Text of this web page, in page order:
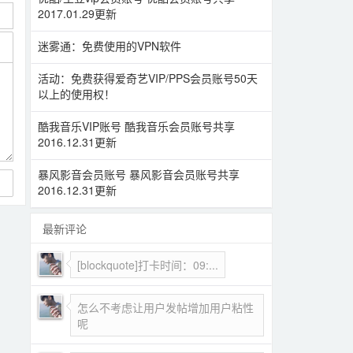
2017.01.29更新
迷雾通：免费使用的VPN软件
活动：免费获得爱奇艺VIP/PPS会员账号50天
以上的使用权！
酷我音乐VIP账号 酷我音乐会员账号共享
2016.12.31更新
暴风影音会员账号 暴风影音会员账号共享
2016.12.31更新
最新评论
[blockquote]打卡时间：09:...
怎么不考虑让用户发帖增加用户粘性
呢